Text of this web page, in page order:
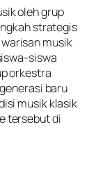
oleh grup
strategis
musik
siswa
orkestra
baru
musik klasik
tersebut di